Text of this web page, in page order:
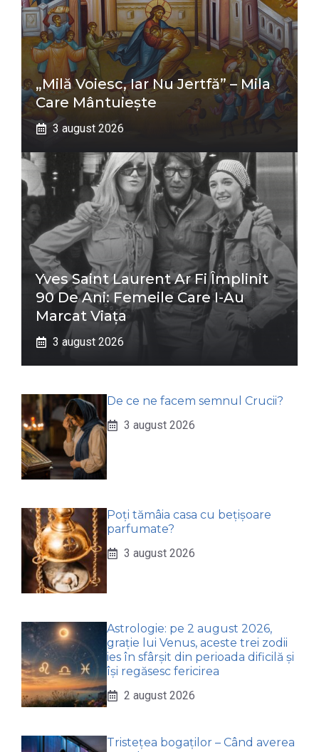
„Milă Voiesc, Iar Nu Jertfă” – Mila
Care Mântuiește
3 august 2026
Yves Saint Laurent Ar Fi Împlinit
90 De Ani: Femeile Care I-Au
Marcat Viața
3 august 2026
De ce ne facem semnul Crucii?
3 august 2026
Poți tămâia casa cu bețișoare
parfumate?
3 august 2026
Astrologie: pe 2 august 2026,
grație lui Venus, aceste trei zodii
ies în sfârșit din perioada dificilă și
își regăsesc fericirea
2 august 2026
Tristețea bogaților – Când averea